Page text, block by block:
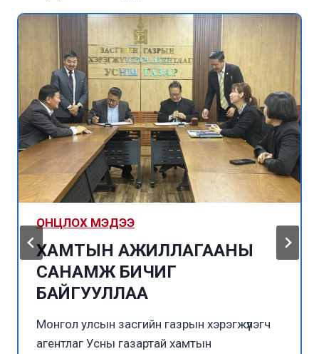
ОНЦЛОХ МЭДЭЭ
ХАМТЫН АЖИЛЛАГААНЫ
САНАМЖ БИЧИГ
БАЙГУУЛЛАА
Монгол улсын засгийн газрын хэрэгжүүлэгч
агентлаг Усны газартай хамтын